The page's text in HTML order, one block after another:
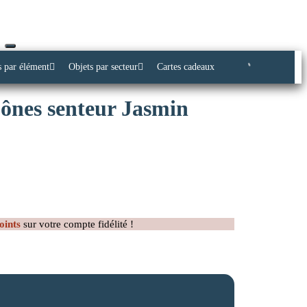
par élément Objets par secteur Cartes cadeaux
senteur Jasmin
sur votre compte fidélité !